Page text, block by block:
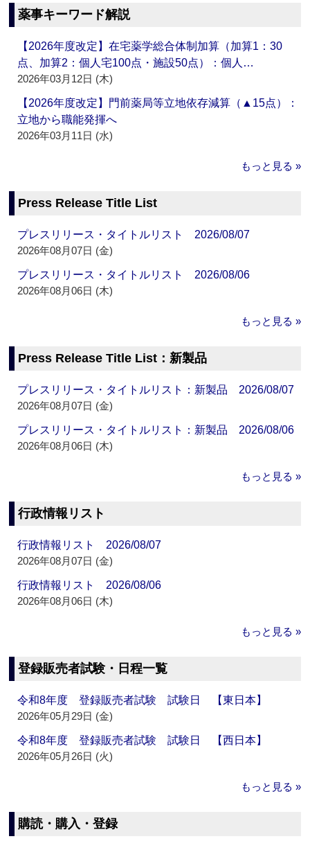
薬事キーワード解説
【2026年度改定】在宅薬学総合体制加算（加算1：30
点、加算2：個人宅100点・施設50点）：個人…
2026年03月12日 (木)
【2026年度改定】門前薬局等立地依存減算（▲15点）：
立地から職能発揮へ
2026年03月11日 (水)
もっと見る »
Press Release Title List
プレスリリース・タイトルリスト 2026/08/07
2026年08月07日 (金)
プレスリリース・タイトルリスト 2026/08/06
2026年08月06日 (木)
もっと見る »
Press Release Title List：新製品
プレスリリース・タイトルリスト：新製品 2026/08/07
2026年08月07日 (金)
プレスリリース・タイトルリスト：新製品 2026/08/06
2026年08月06日 (木)
もっと見る »
行政情報リスト
行政情報リスト 2026/08/07
2026年08月07日 (金)
行政情報リスト 2026/08/06
2026年08月06日 (木)
もっと見る »
登録販売者試験・日程一覧
令和8年度 登録販売者試験 試験日 【東日本】
2026年05月29日 (金)
令和8年度 登録販売者試験 試験日 【西日本】
2026年05月26日 (火)
もっと見る »
購読・購入・登録